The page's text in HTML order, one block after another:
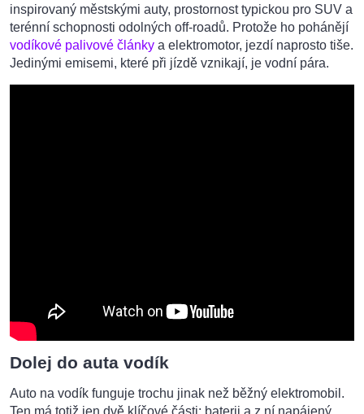
inspirovaný městskými auty, prostornost typickou pro SUV a
terénní schopnosti odolných off-roadů. Protože ho pohánějí
vodíkové palivové články a elektromotor, jezdí naprosto tiše.
Jedinými emisemi, které při jízdě vznikají, je vodní pára.
Dolej do auta vodík
Auto na vodík funguje trochu jinak než běžný elektromobil.